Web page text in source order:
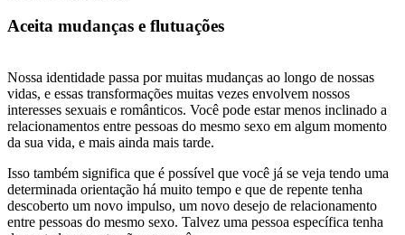
Aceita mudanças e flutuações
Nossa identidade passa por muitas mudanças ao longo de nossas
vidas, e essas transformações muitas vezes envolvem nossos
interesses sexuais e românticos. Você pode estar menos inclinado a
relacionamentos entre pessoas do mesmo sexo em algum momento
da sua vida, e mais ainda mais tarde.
Isso também significa que é possível que você já se veja tendo uma
determinada orientação há muito tempo e que de repente tenha
descoberto um novo impulso, um novo desejo de relacionamento
entre pessoas do mesmo sexo. Talvez uma pessoa específica tenha